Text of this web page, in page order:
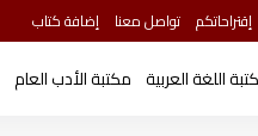
إقتراحاتكم تواصل معنا إضافة كتاب
اللغة العربية مكتبة الأدب العام